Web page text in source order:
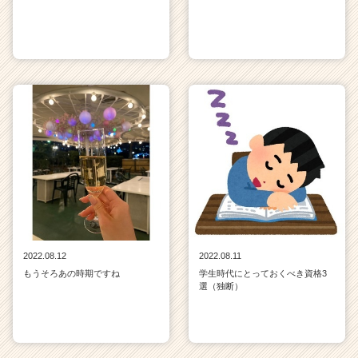
2022.08.12
もうそろあの時期ですね
2022.08.11
学生時代にとっておくべき資格3
選（独断）